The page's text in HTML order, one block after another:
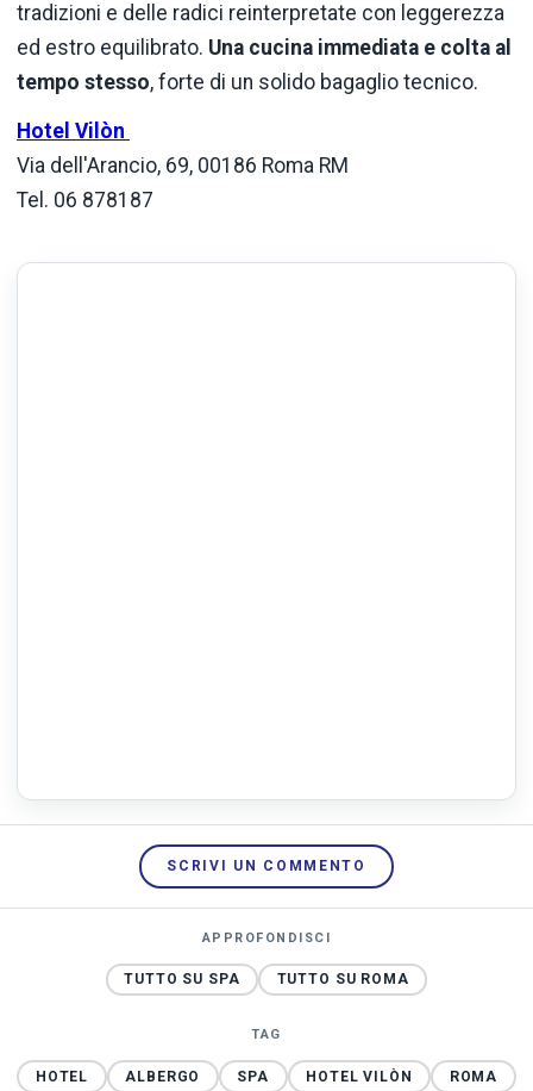
tradizioni e delle radici reinterpretate con leggerezza
ed estro equilibrato. Una cucina immediata e colta al
tempo stesso, forte di un solido bagaglio tecnico.
Hotel Vilòn
Via dell'Arancio, 69, 00186 Roma RM
Tel. 06 878187
SCRIVI UN COMMENTO
APPROFONDISCI
TUTTO SU SPA TUTTO SU ROMA
TAG
HOTEL ALBERGO SPA HOTEL VILÒN
ROMA